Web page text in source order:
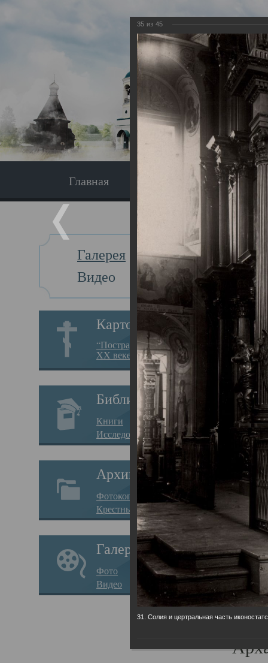
Главная Экскурсия
Галерея
Видео
Картотека
“Пострадавшие за веру в
XX веке на Севере”
Библиотека
Книги
Исследования
Архив
Фотокопии дел
Крестные ходы
Галерея
Фото
Видео
Главная
35 из 45
31. Солия и цертральная часть